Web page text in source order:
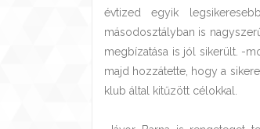
évtized egyik
másodosztályban is
megbízatása is jól sikerült. -
majd hozzátette, hogy a
klub által kitűzött célokkal.